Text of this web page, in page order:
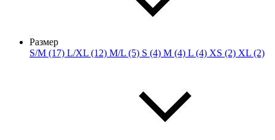
Размер
S/M (17) L/XL (12) M/L (5) S (4) M (4) L (4) XS (2) XL (2)